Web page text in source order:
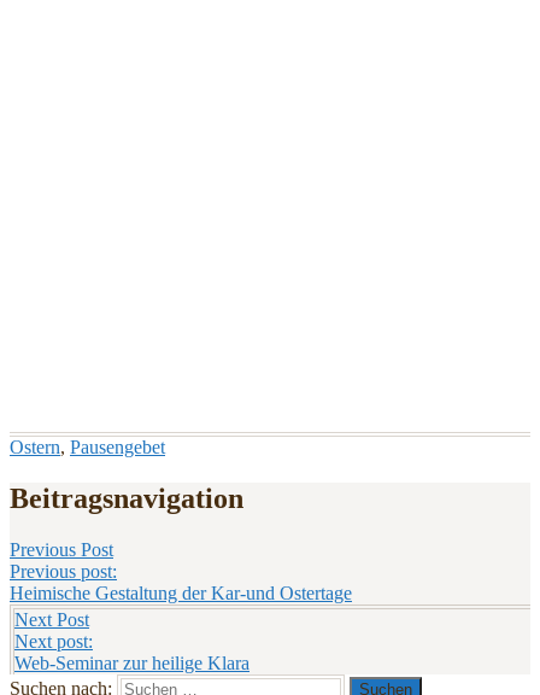
Ostern, Pausengebet
Beitragsnavigation
Previous Post
Previous post:
Heimische Gestaltung der Kar-und Ostertage
Next Post
Next post:
Web-Seminar zur heilige Klara
Suchen nach: